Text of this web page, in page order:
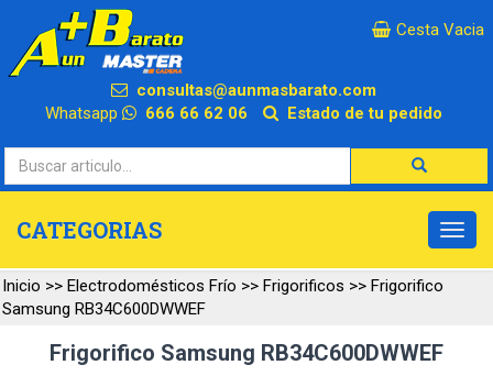
×
Cesta Vacia
consultas@aunmasbarato.com
Whatsapp
666 66 62 06 Estado de tu pedido
CATEGORIAS
Inicio >> Electrodomésticos Frío >> Frigorificos >> Frigorifico
Samsung RB34C600DWWEF
Frigorifico Samsung RB34C600DWWEF